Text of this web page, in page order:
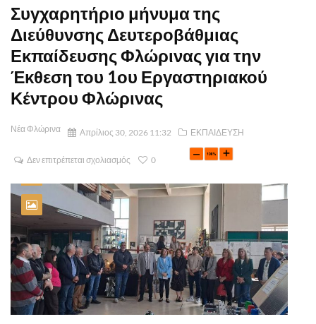
Συγχαρητήριο μήνυμα της
Διεύθυνσης Δευτεροβάθμιας
Εκπαίδευσης Φλώρινας για την
Έκθεση του 1ου Εργαστηριακού
Κέντρου Φλώρινας
Νέα Φλώρινα Απρίλιος 30, 2026 11:32 ΕΚΠΑΙΔΕΥΣΗ
Δεν επιτρέπεται σχολιασμός 0